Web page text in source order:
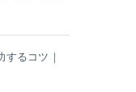
るコツ｜